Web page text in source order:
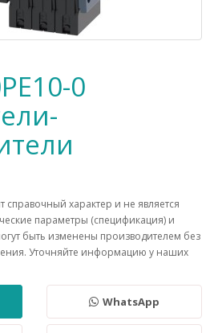
0
характер и не является
параметры (спецификация) и
быть изменены производителем без
Уточняйте информацию у наших
WhatsApp